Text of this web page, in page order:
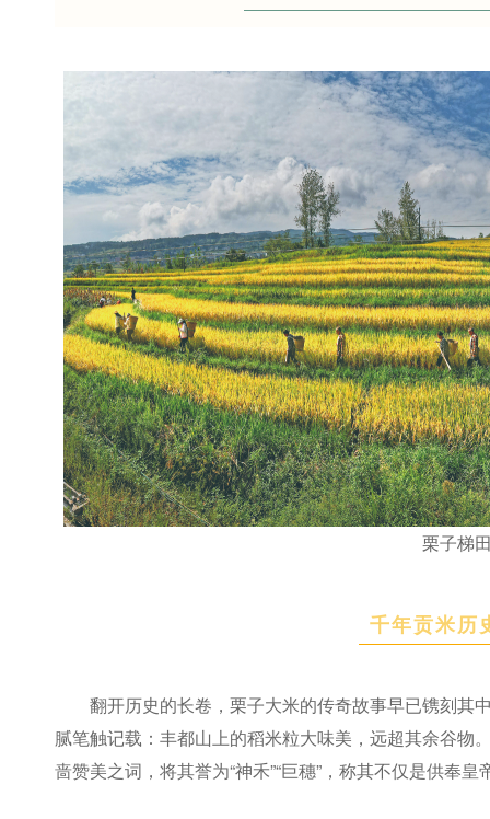
栗子梯
千年贡米历
翻开历史的长卷，栗子大米的传奇故事早已镌刻其
腻笔触记载：丰都山上的稻米粒大味美，远超其余谷物
啬赞美之词，将其誉为“神禾”“巨穗”，称其不仅是供奉